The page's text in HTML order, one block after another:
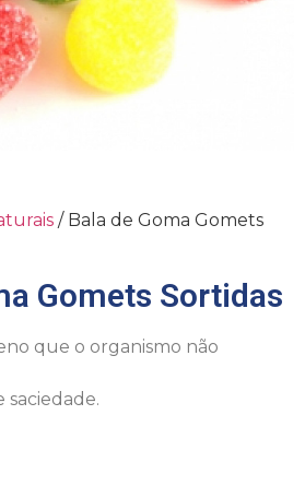
/ Bala de Goma Gomets
Gomets Sortidas
que o organismo não
saciedade.